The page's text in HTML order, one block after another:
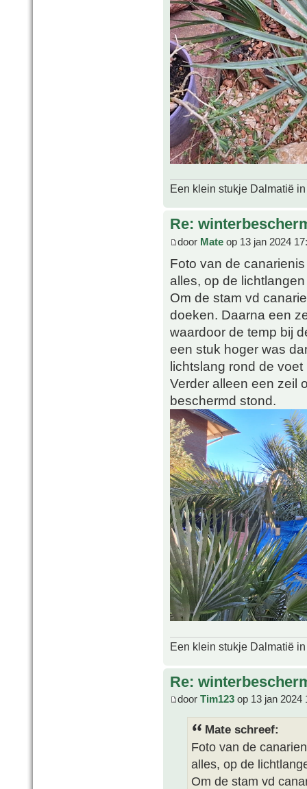
Een klein stukje Dalmatië
Re:
door Mate op 13 jan 2024
Foto van de
alles, op de
Om de stam vd
doeken. Daarna een
waardoor de temp bij
een stuk hoger was
lichtslang rond de
Verder alleen een zeil
beschermd stond.
Een klein stukje Dalmatië
Re:
door Tim123 op 13 jan 2024
Mate schreef:
Foto van de
alles, op de
Om de stam vd